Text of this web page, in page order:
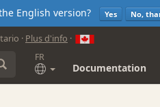
English version? Yes No,
· Plus d'info ·
FR
Documentation